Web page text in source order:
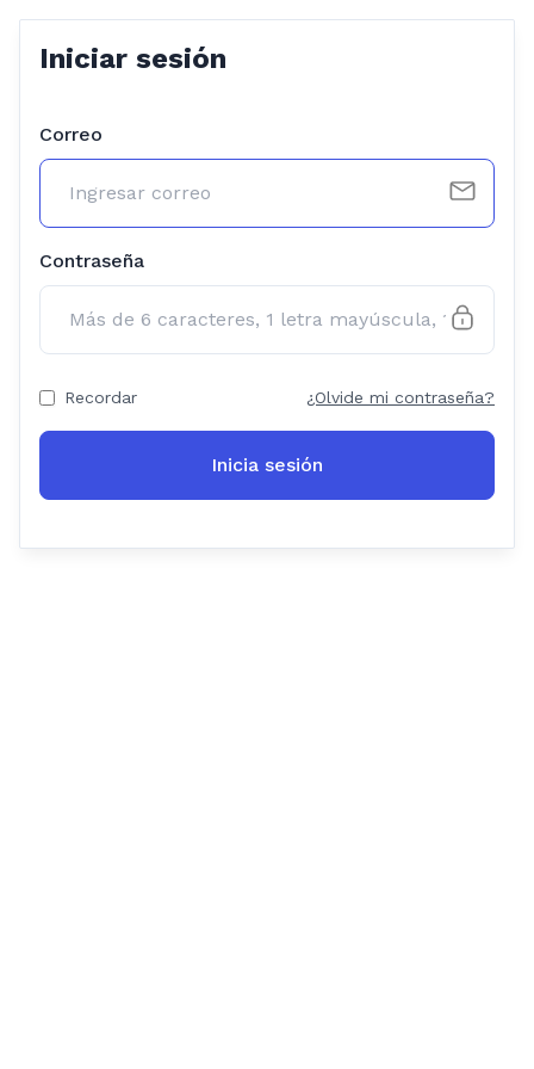
Iniciar sesión
Correo
Contraseña
Recordar ¿Olvide mi contraseña?